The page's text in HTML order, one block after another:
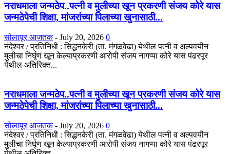
नराधमाला जन्मठेप..पत्नी व मुलीच्या खून प्रकरणी संजय कोरे यास
जन्मठेपेची शिक्षा, मांजरांच्या पिलाच्या खुनासाठी...
सोलापूर आजतक - July 20, 2026 0
नंदेश्वर / प्रतिनिधी : सिद्धनकेरी (ता. मंगळवेढा) येथील पत्नी व अल्पवयीन
मुलीचा निर्घृण खून केल्याप्रकरणी आरोपी संजय नागप्पा कोरे यास पंढरपूर
येथील अतिरिक्त...
नराधमाला जन्मठेप..पत्नी व मुलीच्या खून प्रकरणी संजय कोरे यास
जन्मठेपेची शिक्षा, मांजरांच्या पिलाच्या खुनासाठी...
सोलापूर आजतक - July 20, 2026 0
नंदेश्वर / प्रतिनिधी : सिद्धनकेरी (ता. मंगळवेढा) येथील पत्नी व अल्पवयीन
मुलीचा निर्घृण खून केल्याप्रकरणी आरोपी संजय नागप्पा कोरे यास पंढरपूर